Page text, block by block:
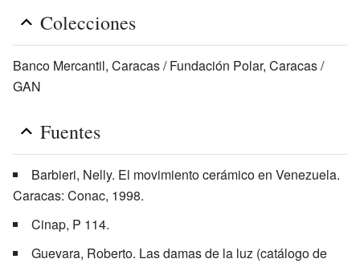
Colecciones
Banco Mercantil, Caracas / Fundación Polar, Caracas /
GAN
Fuentes
Barbieri, Nelly. El movimiento cerámico en Venezuela.
Caracas: Conac, 1998.
Cinap, P 114.
Guevara, Roberto. Las damas de la luz (catálogo de